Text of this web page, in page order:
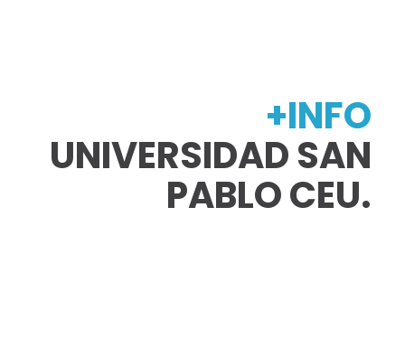
+INFO
UNIVERSIDAD SAN
PABLO CEU.